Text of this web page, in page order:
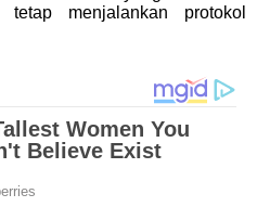
menjalankan protokol